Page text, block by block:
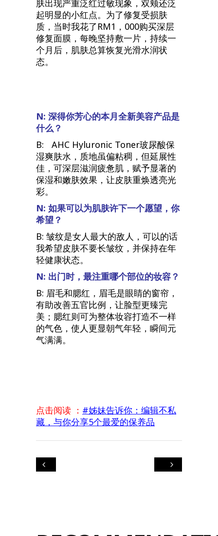
肤出现严重泛红过敏现象，双颊还泛
起明显的小红点。为了修复受损肤
质，当时我花了RM1，000购买深层
修复面膜，每晚坚持敷一片，持续一
个月后，肌肤总算恢复光滑水润状
态。
N: 深得你芳心的本月全新美容产品是
什么？
B: AHC Hyluronic Toner玻尿酸保
湿爽肤水，质地虽偏粘稠，但延展性
佳，可深层滋润疲惫肌，赋予显著的
保湿和嫩肤效果，让皮肤重焕透亮光
彩。
N: 如果可以为肌肤许下一个愿望，你
希望？
B: 皱纹是女人最大的敌人，可以的话
我希望皮肤不要长皱纹，并保持在年
轻健康状态。
N: 出门时，最注重哪个部位的妆容？
B: 眉毛和腮红，眉毛是眼睛的窗帘，
有助改善五官比例，让脸型更臻完
美；腮红则可为整体妆容打造不一样
的气色，使人更显朝气年轻，瞬间元
气满满。
点击阅读 ： #姊妹告诉你：编辑不私
藏，与你分享5个最爱的保养品